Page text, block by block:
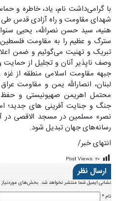
با گرامی‌داشت نام، یاد، خاطره و
شهدای مقاومت و راه آزادی قدس طی
هنیه، سید حسن نصرالله، یحیی
سترگ و عظیم را به مقاومت فلسطین
تبریک و تهنیت می‌گوئیم و ضمن
وصف ناپذیر آنان و تجلیل از حمایت
جبهه مقاومت اسلامی منطقه از
لبنان، انصارالله یمن و مقاومت
محتمل اهریمن صهیونیستی و حفظ
جنگ و جنایت آفرینی های جدید؛
نصر» مسلمین در مسجد الاقصی در
رسانه‌های جهان تبدیل شود.
انتهای خبر/
Post Views: ۲۰
ارسال نظر
نشانی ایمیل شما منتشر نخواهد شد.بخش‌های موردنیاز
نام*